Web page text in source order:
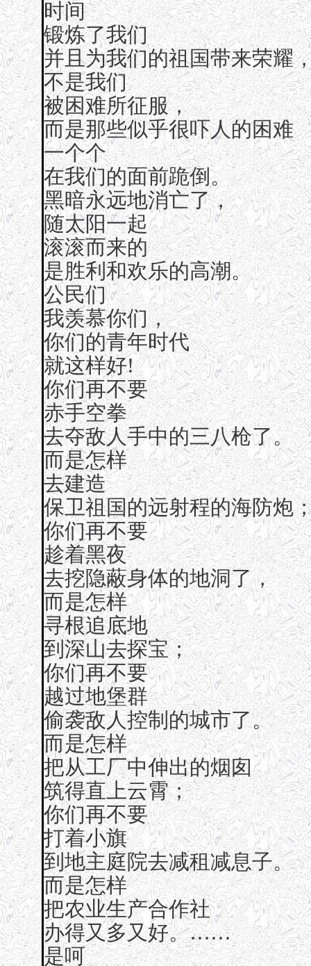
时间
锻炼了我们
并且为我们的祖国带来荣耀
不是我们
被困难所征服，
而是那些似乎很吓人的困难
一个个
在我们的面前跪倒。
黑暗永远地消亡了，
随太阳一起
滚滚而来的
是胜利和欢乐的高潮。
公民们
我羡慕你们，
你们的青年时代
就这样好!
你们再不要
赤手空拳
去夺敌人手中的三八枪了。
而是怎样
去建造
保卫祖国的远射程的海防炮
你们再不要
趁着黑夜
去挖隐蔽身体的地洞了，
而是怎样
寻根追底地
到深山去探宝；
你们再不要
越过地堡群
偷袭敌人控制的城市了。
而是怎样
把从工厂中伸出的烟囱
筑得直上云霄；
你们再不要
打着小旗
到地主庭院去减租减息子。
而是怎样
把农业生产合作社
办得又多又好。……
是呵